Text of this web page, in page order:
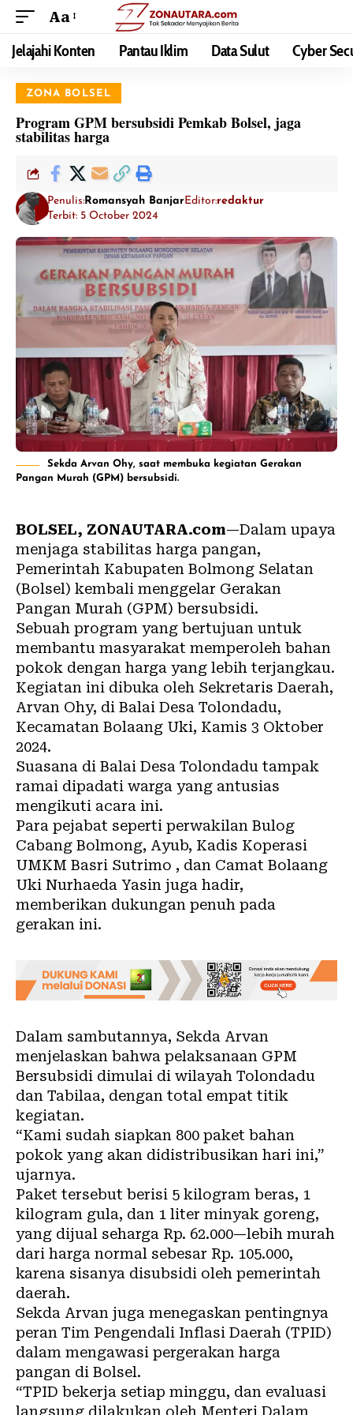
Aa
Jelajahi Konten Pantau Iklim Data Sulut Cyber
ZONA BOLSEL
Program GPM bersubsidi Pemkab Bolsel, jaga
stabilitas harga
Penulis:Romansyah BanjarEditor:redaktur
Terbit: 5 October 2024
Sekda Arvan Ohy, saat membuka kegiatan Gerakan
Pangan Murah (GPM) bersubsidi.
BOLSEL, ZONAUTARA.com—Dalam upaya
menjaga stabilitas harga pangan,
Pemerintah Kabupaten Bolmong Selatan
(Bolsel) kembali menggelar Gerakan
Pangan Murah (GPM) bersubsidi.
Sebuah program yang bertujuan untuk
membantu masyarakat memperoleh bahan
pokok dengan harga yang lebih terjangkau.
Kegiatan ini dibuka oleh Sekretaris Daerah,
Arvan Ohy, di Balai Desa Tolondadu,
Kecamatan Bolaang Uki, Kamis 3 Oktober
2024.
Suasana di Balai Desa Tolondadu tampak
ramai dipadati warga yang antusias
mengikuti acara ini.
Para pejabat seperti perwakilan Bulog
Cabang Bolmong, Ayub, Kadis Koperasi
UMKM Basri Sutrimo , dan Camat Bolaang
Uki Nurhaeda Yasin juga hadir,
memberikan dukungan penuh pada
gerakan ini.
Dalam sambutannya, Sekda Arvan
menjelaskan bahwa pelaksanaan GPM
Bersubsidi dimulai di wilayah Tolondadu
dan Tabilaa, dengan total empat titik
kegiatan.
“Kami sudah siapkan 800 paket bahan
pokok yang akan didistribusikan hari ini,”
ujarnya.
Paket tersebut berisi 5 kilogram beras, 1
kilogram gula, dan 1 liter minyak goreng,
yang dijual seharga Rp. 62.000—lebih murah
dari harga normal sebesar Rp. 105.000,
karena sisanya disubsidi oleh pemerintah
daerah.
Sekda Arvan juga menegaskan pentingnya
peran Tim Pengendali Inflasi Daerah (TPID)
dalam mengawasi pergerakan harga
pangan di Bolsel.
“TPID bekerja setiap minggu, dan evaluasi
langsung dilakukan oleh Menteri Dalam